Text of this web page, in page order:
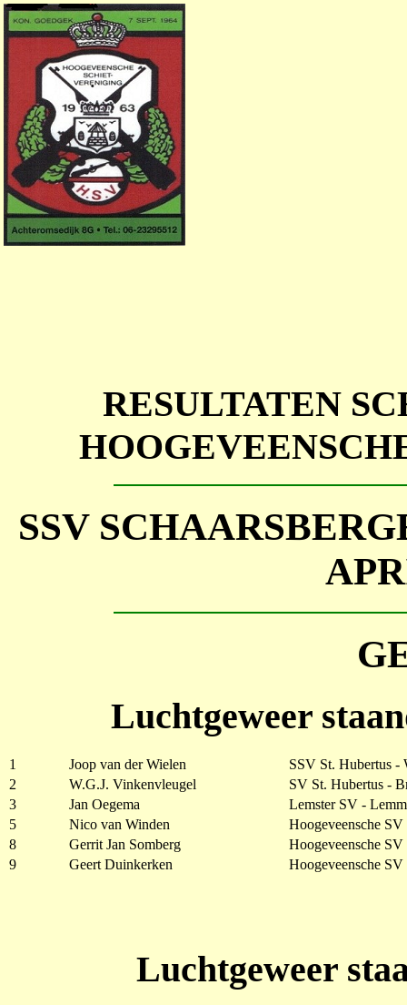
RESULTATEN
SSV
Luchtgeweer
1 Joop van der Wielen
SSV St. Hubertus -
2
W.G.J. Vinkenvleugel
SV St. Hubertus -
3
Jan Oegema
Lemster SV -
5
Nico van Winden
Hoogeveensche
8
Gerrit Jan Somberg
Hoogeveensche
9
Geert Duinkerken Hoogeveensche
Luchtgeweer